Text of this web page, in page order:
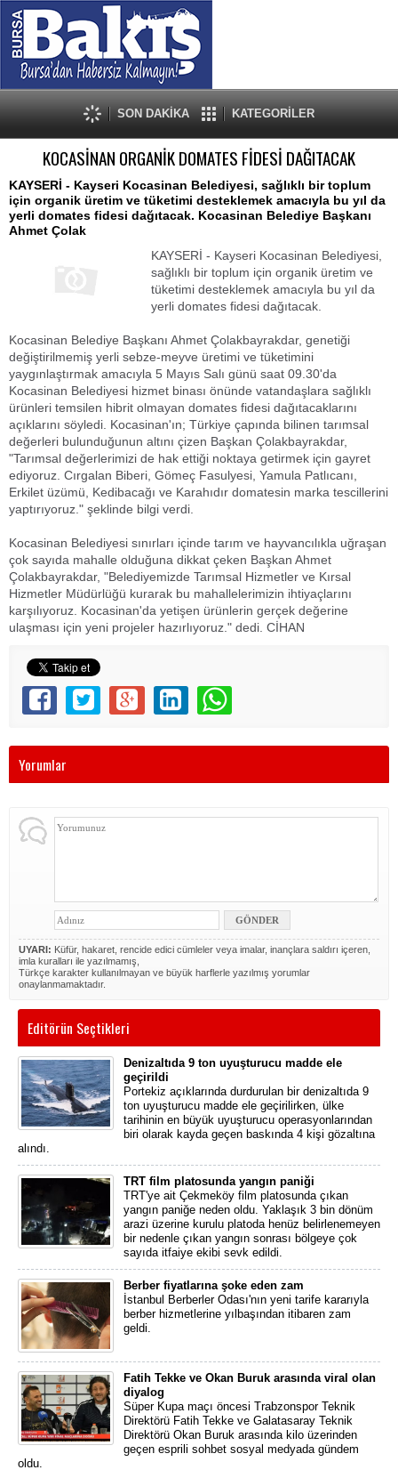
SON DAKİKA KATEGORİLER
KOCASİNAN ORGANİK DOMATES FİDESİ DAĞITACAK
KAYSERİ - Kayseri Kocasinan Belediyesi, sağlıklı bir toplum
için organik üretim ve tüketimi desteklemek amacıyla bu yıl da
yerli domates fidesi dağıtacak. Kocasinan Belediye Başkanı
Ahmet Çolak
KAYSERİ - Kayseri Kocasinan Belediyesi,
sağlıklı bir toplum için organik üretim ve
tüketimi desteklemek amacıyla bu yıl da
yerli domates fidesi dağıtacak.
Kocasinan Belediye Başkanı Ahmet Çolakbayrakdar, genetiği
değiştirilmemiş yerli sebze-meyve üretimi ve tüketimini
yaygınlaştırmak amacıyla 5 Mayıs Salı günü saat 09.30'da
Kocasinan Belediyesi hizmet binası önünde vatandaşlara sağlıklı
ürünleri temsilen hibrit olmayan domates fidesi dağıtacaklarını
açıklarını söyledi. Kocasinan'ın; Türkiye çapında bilinen tarımsal
değerleri bulunduğunun altını çizen Başkan Çolakbayrakdar,
"Tarımsal değerlerimizi de hak ettiği noktaya getirmek için gayret
ediyoruz. Cırgalan Biberi, Gömeç Fasulyesi, Yamula Patlıcanı,
Erkilet üzümü, Kedibacağı ve Karahıdır domatesin marka tescillerini
yaptırıyoruz." şeklinde bilgi verdi.
Kocasinan Belediyesi sınırları içinde tarım ve hayvancılıkla uğraşan
çok sayıda mahalle olduğuna dikkat çeken Başkan Ahmet
Çolakbayrakdar, "Belediyemizde Tarımsal Hizmetler ve Kırsal
Hizmetler Müdürlüğü kurarak bu mahallelerimizin ihtiyaçlarını
karşılıyoruz. Kocasinan'da yetişen ürünlerin gerçek değerine
ulaşması için yeni projeler hazırlıyoruz." dedi. CİHAN
Yorumlar
UYARI: Küfür, hakaret, rencide edici cümleler veya imalar, inançlara saldırı içeren,
imla kuralları ile yazılmamış,
Türkçe karakter kullanılmayan ve büyük harflerle yazılmış yorumlar
onaylanmamaktadır.
Editörün Seçtikleri
Denizaltıda 9 ton uyuşturucu madde ele
geçirildi
Portekiz açıklarında durdurulan bir denizaltıda 9
ton uyuşturucu madde ele geçirilirken, ülke
tarihinin en büyük uyuşturucu operasyonlarından
biri olarak kayda geçen baskında 4 kişi gözaltına
alındı.
TRT film platosunda yangın paniği
TRT'ye ait Çekmeköy film platosunda çıkan
yangın paniğe neden oldu. Yaklaşık 3 bin dönüm
arazi üzerine kurulu platoda henüz belirlenemeyen
bir nedenle çıkan yangın sonrası bölgeye çok
sayıda itfaiye ekibi sevk edildi.
Berber fiyatlarına şoke eden zam
İstanbul Berberler Odası'nın yeni tarife kararıyla
berber hizmetlerine yılbaşından itibaren zam
geldi.
Fatih Tekke ve Okan Buruk arasında viral olan
diyalog
Süper Kupa maçı öncesi Trabzonspor Teknik
Direktörü Fatih Tekke ve Galatasaray Teknik
Direktörü Okan Buruk arasında kilo üzerinden
geçen esprili sohbet sosyal medyada gündem
oldu.